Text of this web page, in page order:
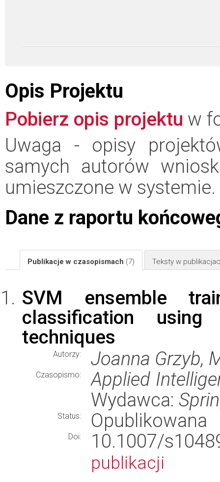
Opis Projektu
Pobierz opis projektu w
Uwaga - opisy
samych autorów
umieszczone w systemie.
Dane z raportu
Publikacje w czasopismach (7) Teksty w
SVM ensemble
classification using
techniques
Autorzy: Joanna Grzyb,
Czasopismo:
Applied
Wydawca:
Status: Opublikowana
Doi: 10.1007/
publikacji